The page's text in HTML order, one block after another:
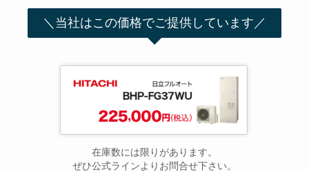
＼当社はこの価格でご提供しています／
在庫数には限りがあります。
ぜひ公式ラインよりお問合せ下さい。